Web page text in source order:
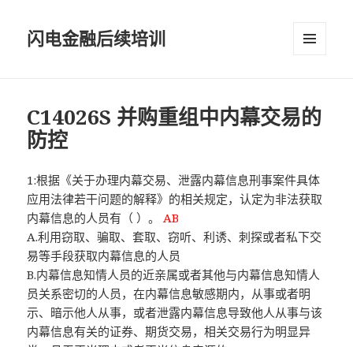
闪电金融后续培训
C14026S 并购重组中内幕交易的
防控
1:根据《关于办理内幕交易、泄露内幕信息刑事案件具体
应用法律若干问题的解释》的相关规定，认定为非法获取
内幕信息的人员有（ ）。AB
A.利用窃取、骗取、套取、窃听、利诱、刺探或者私下交
易等手段获取内幕信息的人员
B.内幕信息知情人员的近亲属或者其他与内幕信息知情人
员关系密切的人员，在内幕信息敏感期内，从事或者明
示、暗示他人从事，或者泄露内幕信息导致他人从事与该
内幕信息有关的证券、期货交易，相关交易行为明显异